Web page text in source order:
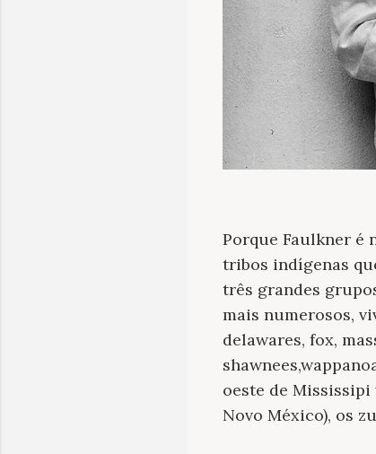
Porque Faulkner é
tribos indígenas
três grandes
mais numerosos,
delawares, fox,
oeste de Mississipi
Novo México), os